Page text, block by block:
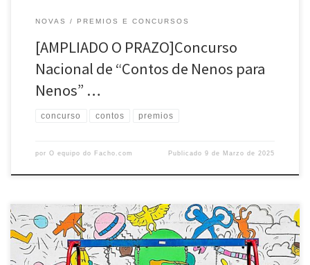
NOVAS PREMIOS E CONCURSOS
[AMPLIADO O PRAZO]Concurso
Nacional de “Contos de Nenos para
Nenos” …
concurso contos premios
por O equipo do Facho.com Publicado9 de Marzo de 2025
CONCURSO DE TEATRO INFANTIL 2025 CONVOCADO POLA AGRUPACIÓN